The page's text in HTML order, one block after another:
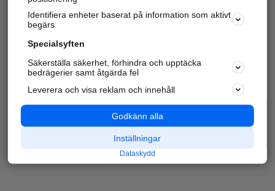
Identifiera enheter baserat på information som aktivt
begärs
Specialsyften
Säkerställa säkerhet, förhindra och upptäcka
bedrägerier samt åtgärda fel
Leverera och visa reklam och innehåll
Godkänn alla
Inställningar
Dataskydd